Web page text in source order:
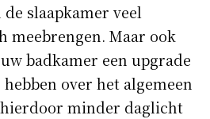
slaapkamer veel
meebrengen. Maar ook
badkamer een upgrade
over het algemeen
minder daglicht